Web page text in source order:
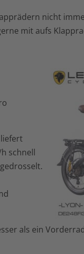
nicht
mit aufs
schnell
als ein